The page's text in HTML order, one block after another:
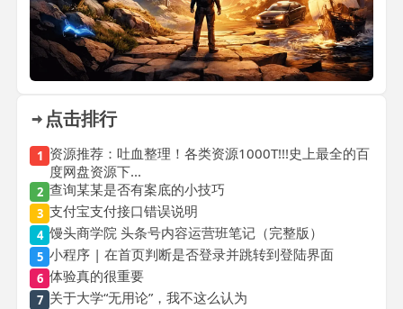
点击排行
1 资源推荐：吐血整理！各类资源1000T!!!史上最全的百
度网盘资源下...
2 查询某某是否有案底的小技巧
3 支付宝支付接口错误说明
4 馒头商学院 头条号内容运营班笔记（完整版）
5 小程序 | 在首页判断是否登录并跳转到登陆界面
6 体验真的很重要
7 关于大学“无用论”，我不这么认为